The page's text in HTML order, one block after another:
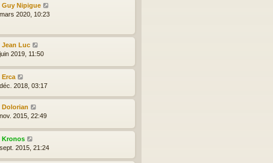
Guy Nipigue
2020, 10:23
Jean Luc
2019, 11:50
Erca
2018, 03:17
Dolorian
2015, 22:49
Kronos
2015, 21:24